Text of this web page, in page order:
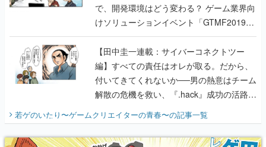
で、開発環境はどう変わる？ ゲーム業界向
けソリューションイベント「GTMF2019」
に行って、より理解を深めよう【PR】
【田中圭一連載：サイバーコネクトツー
編】すべての責任はオレが取る。だから、
付いてきてくれないか──男の熱意はチーム
解散の危機を救い、『.hack』成功の活路を
『少年ジャンプ』色だった【若ゲのいた
り】
若ゲのいたり〜ゲームクリエイターの青春〜の記事一覧